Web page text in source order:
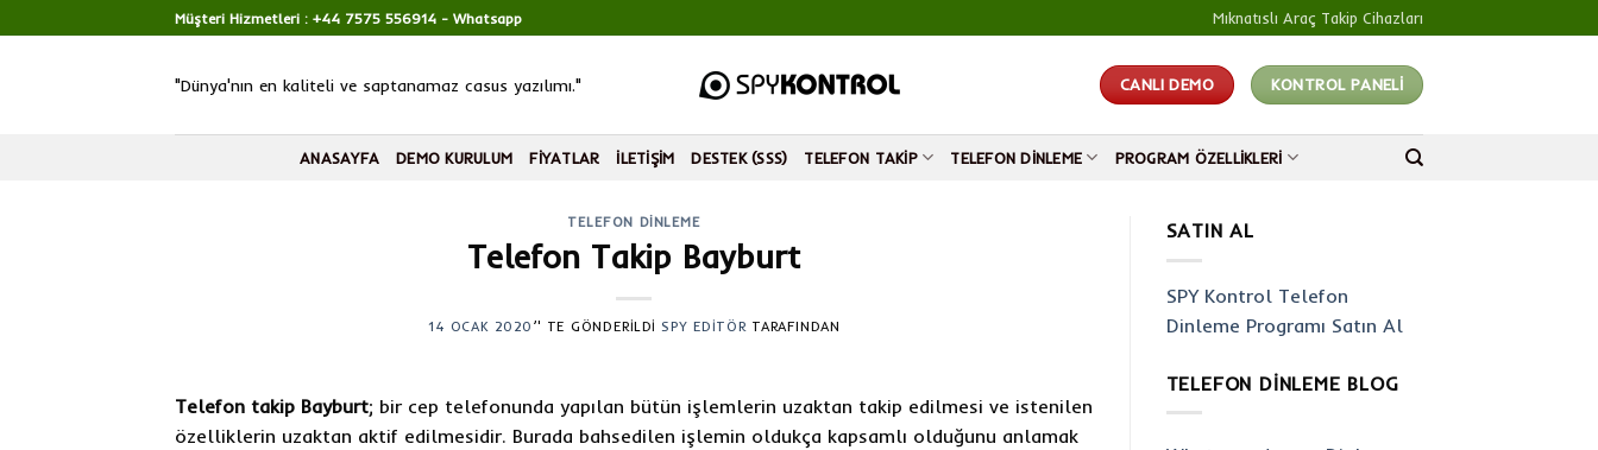
to
Müşteri Hizmetleri : +44 7575 556914 - Whatsapp Mıknatıslı Araç Takip Cihazları
"Dünya'nın en kaliteli ve saptanamaz casus yazılımı." CANLI DEMO KONTROL PANELİ
ANASAYFA DEMO KURULUM FIYATLAR İLETIŞIM DESTEK (SSS) TELEFON TAKIP TELEFON DINLEME PROGRAM ÖZELLIKLERI
TELEFON DINLEME
Telefon Takip Bayburt
14 OCAK 2020 ’' TE GÖNDERILDI SPY EDITÖR TARAFINDAN
Telefon takip Bayburt; bir cep telefonunda yapılan bütün işlemlerin uzaktan takip edilmesi ve istenilen
özelliklerin uzaktan aktif edilmesidir. Burada bahsedilen işlemin oldukça kapsamlı olduğunu anlamak
SATIN AL
SPY Kontrol Telefon
Dinleme Programı Satın Al
TELEFON DINLEME BLOG